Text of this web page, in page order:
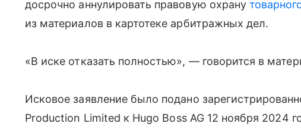
досрочно аннулировать правовую охрану
из материалов в картотеке арбитражных дел.
«В иске отказать полностью», — говорится в
Исковое заявление было подано
Production Limited к Hugo Boss AG 12 ноября 2024